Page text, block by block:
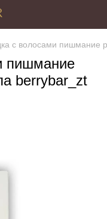
с волосами пишмание
пишмание
berrybar_zt